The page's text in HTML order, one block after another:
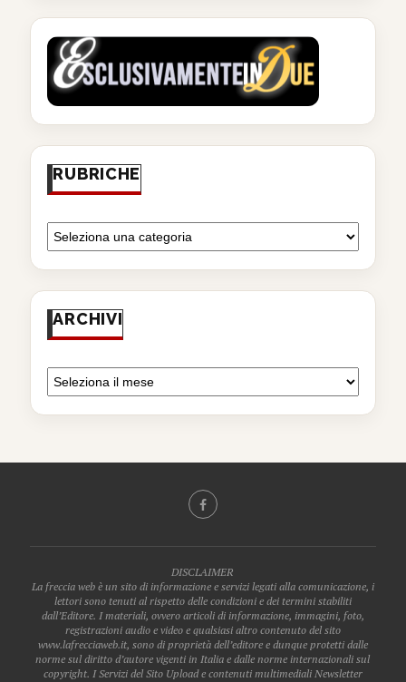
RUBRICHE
ARCHIVI
DISCLAIMER
La freccia web è un sito di informazione e servizi legati alla comunicazione, i
lettori sono tenuti al rispetto delle condizioni e dei termini stabiliti
dall’Editore. I materiali, ovvero articoli di informazione, immagini, foto,
registrazioni audio e video e qualsiasi altro contenuto del sito
www.lafrecciaweb.it, sono di proprietà dell’editore e dunque protetti dalle
norme sul diritto d’autore vigenti in Italia e dalle norme internazionali sul
copyright. I Servizi del Sito Upload e contenuti multimediali Newsletter